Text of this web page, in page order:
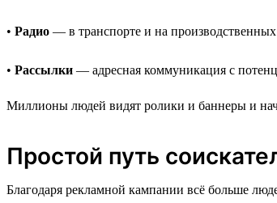
• Радио — в транспорте и на
• Рассылки — адресная коммуникация с
Миллионы людей видят ролики и баннеры и
Простой путь
Благодаря рекламной кампании всё больше